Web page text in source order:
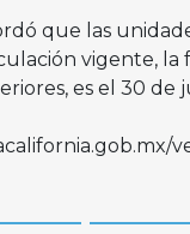
que las
vigente,
es el 30